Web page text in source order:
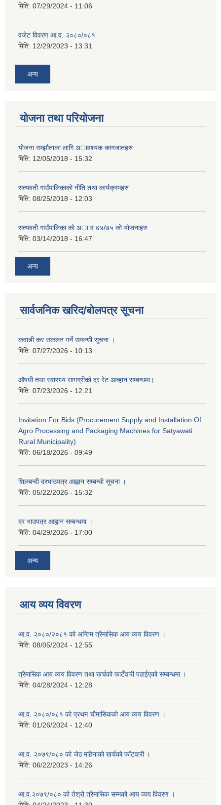
मिति: 07/29/2024 - 11:06
वजेट विवरण आ.व. २०८०/०८१
मिति: 12/29/2023 - 13:31
अन्य
योजना तथा परियोजना
याेजना सम्झाैताका लागि अावश्यक कागजातहरु
मिति: 12/05/2018 - 15:32
सत्यवती गाउँपालिकाकाे नीति तथा कार्यक्रमहरु
मिति: 08/25/2018 - 12:03
सत्यवती गाउँपालिका काे अा‍.व ७४/७५ काे याेजनाहरु
मिति: 03/14/2018 - 16:47
अन्य
सार्वजनिक खरिद/बोलपत्र सूचना
कवाडी कर संकलन गर्ने सम्बन्धी सूचना ।
मिति: 07/27/2026 - 10:13
औषधी तथा स्वास्थ्य सागग्रीको दर रेट आब्हान सम्बन्धमा।
मिति: 07/23/2026 - 12:21
Invitation For Bids (Procurement Supply and Installation Of
Agro Processing and Packaging Machines for Satyawati
Rural Municipality)
मिति: 06/18/2026 - 09:49
शिलबन्दी दरभाउपत्र आह्वान सम्बन्धी सूचना ।
मिति: 05/22/2026 - 15:32
दर भाउपत्र आह्वान सम्बन्धमा ।
मिति: 04/29/2026 - 17:00
अन्य
आय व्यय विवरण
आ.व. २०८०/२०८१ को अन्तिम त्रैमासिक आय व्यय विवरण ।
मिति: 08/05/2024 - 12:55
त्रैमासिक आय व्यय विवरण तथा खर्चको फाटँवारी पठाईएको सम्बन्धमा ।
मिति: 04/28/2024 - 12:28
आ.व. २०८०/०८१ को प्रथम चौमासिकको आय व्यय विवरण ।
मिति: 01/26/2024 - 12:40
आ.व. २०७९/०८० को जेठ महिनाको खर्चको फाँटवारी ।
मिति: 06/22/2023 - 14:26
आ.व.२०७९/०८० को तेश्रो त्रैमासिक सम्मको आय व्यय विवरण ।